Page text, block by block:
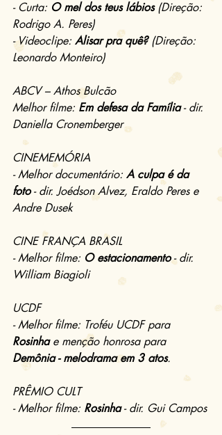
- Curta: O mel dos teus lábios (Direção:
Rodrigo A. Peres)
- Videoclipe: Alisar pra quê? (Direção:
Leonardo Monteiro)
ABCV – Athos Bulcão
Melhor filme: Em defesa da Família - dir.
Daniella Cronemberger
CINEMEMÓRIA
- Melhor documentário: A culpa é da
foto - dir. Joédson Alvez, Eraldo Peres e
Andre Dusek
CINE FRANÇA BRASIL
- Melhor filme: O estacionamento - dir.
William Biagioli
UCDF
- Melhor filme: Troféu UCDF para
Rosinha e menção honrosa para
Demônia - melodrama em 3 atos.
PRÊMIO CULT
- Melhor filme: Rosinha - dir. Gui Campos